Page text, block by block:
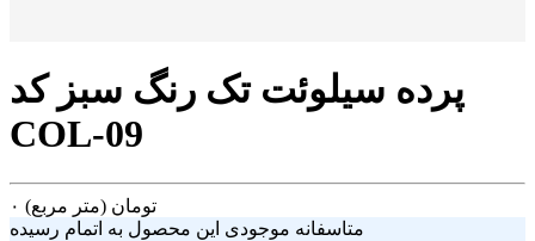
پرده سیلوئت تک رنگ سبز کد
COL-09
۰ تومان (متر مربع)
متاسفانه موجودی این محصول به اتمام رسیده